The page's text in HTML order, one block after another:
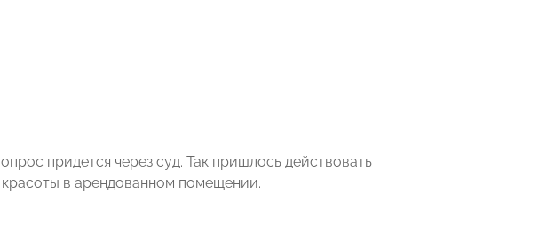
придется через суд. Так пришлось действовать
в арендованном помещении.